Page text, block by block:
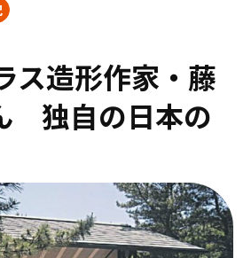
ス造形作家・藤
独自の日本の